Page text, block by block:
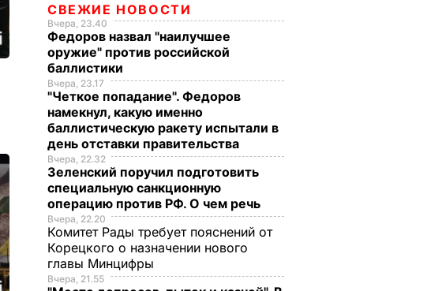
СВЕЖИЕ НОВОСТИ
Вчера, 23.40
Федоров назвал "наилучшее
оружие" против российской
баллистики
Вчера, 23.17
"Четкое попадание". Федоров
намекнул, какую именно
баллистическую ракету испытали в
день отставки правительства
Вчера, 22.32
Зеленский поручил подготовить
специальную санкционную
операцию против РФ. О чем речь
Вчера, 22.20
Комитет Рады требует пояснений от
Корецкого о назначении нового
главы Минцифры
Вчера, 21.55